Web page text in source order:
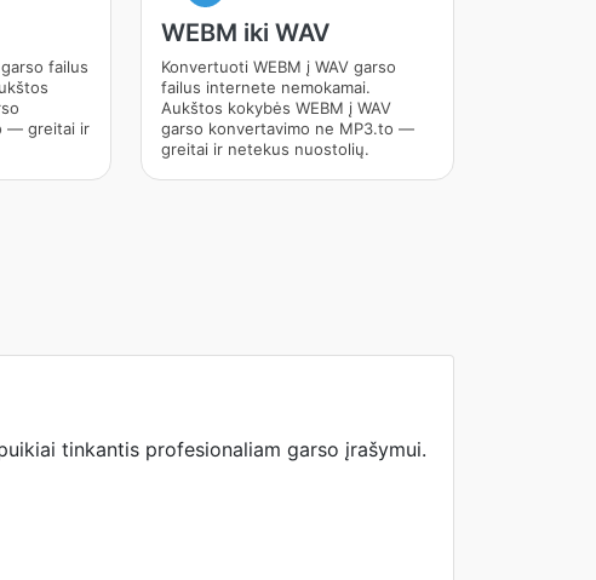
failus
— greitai ir
WEBM iki WAV
Konvertuoti WEBM į WAV garso
failus internete nemokamai.
Aukštos kokybės WEBM į WAV
garso konvertavimo ne MP3.to —
greitai ir netekus nuostolių.
tinkantis profesionaliam garso įrašymui.